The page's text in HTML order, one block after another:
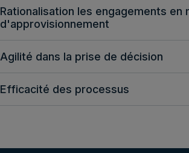
Rationalisation les engagements en
d'approvisionnement
Agilité dans la prise de décision
Efficacité des processus